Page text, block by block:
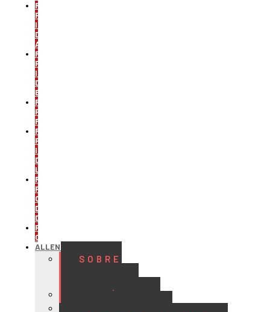
REFRIGERAÇÃO
PARA
INDÚSTRIA
DE
ALIMENTOS
REFRIGERAÇÃO
PARA
INDÚSTRIA
DE
BEBIDAS
REFRIGERAÇÃO
PARA
FRIGORÍFICOS
REFRIGERAÇÃO
PARA
INDÚSTRIA
DE
LATICÍNIOS
REFRIGERAÇÃO
PARA
CENTROS
DE
DISTRIBUIÇÃO
PROJETOS
CUSTOMIZADOS
ALLENGE
SOBRE
HISTÓRIA